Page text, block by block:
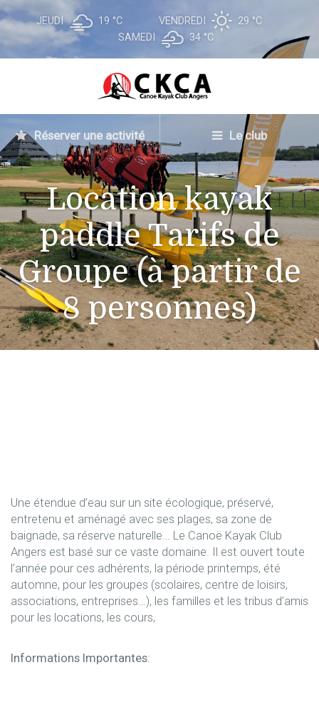
JEUDI 19 °C VENDREDI 29 °C
SAMEDI
34 °C
Réserver une activité Le club
Location kayak
paddle Tarifs de
Groupe (à partir de
8 personnes)
Une étendue d’eau sur un site écologique, préservé,
entretenu et aménagé avec ses plages, sa zone de
baignade, sa réserve naturelle… Le Canoë Kayak Club
Angers est basé sur ce vaste domaine. Il est ouvert toute
l’année pour ces adhérents, la période printemps, été
automne, pour les groupes (scolaires, centre de loisirs,
associations, entreprises…), les familles et les tribus d’amis
pour les locations, les cours,
Informations Importantes: